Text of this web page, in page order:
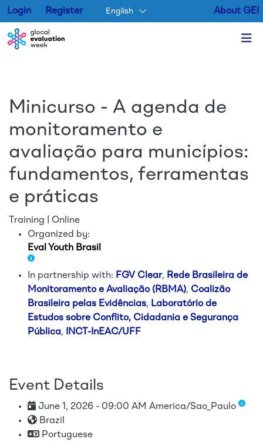
Login Register English About GEI
Minicurso - A agenda de
monitoramento e
avaliação para municípios:
fundamentos, ferramentas
e práticas
Training | Online
Organized by:
Eval Youth Brasil
In partnership with: FGV Clear, Rede Brasileira de
Monitoramento e Avaliação (RBMA), Coalizão
Brasileira pelas Evidências, Laboratório de
Estudos sobre Conflito, Cidadania e Segurança
Pública, INCT-InEAC/UFF
Event Details
June 1, 2026 - 09:00 AM America/Sao_Paulo
Brazil
Portuguese